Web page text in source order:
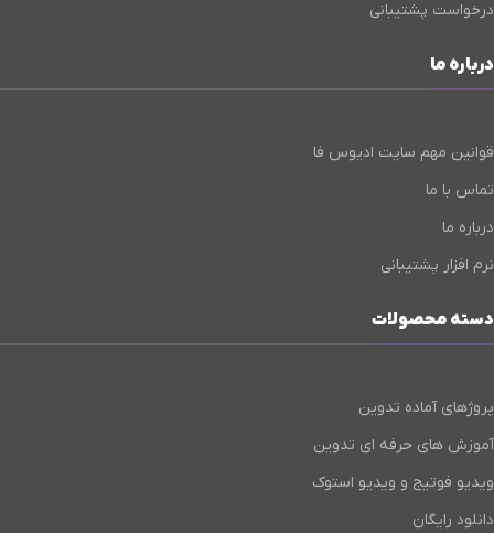
درخواست پشتیبانی
درباره ما
قوانین مهم سایت ادیوس فا
تماس با ما
درباره ما
نرم افزار پشتیبانی
دسته محصولات
پروژهای آماده تدوین
آموزش های حرفه ای تدوین
ویدیو فوتیج و ویدیو استوک
دانلود رایگان